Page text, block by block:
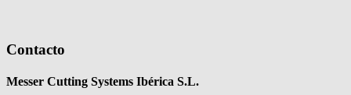
Contacto
Messer Cutting Systems Ibérica S.L.